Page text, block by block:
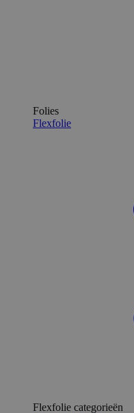
Folies
Flexfolie
Flexfolie categorieën